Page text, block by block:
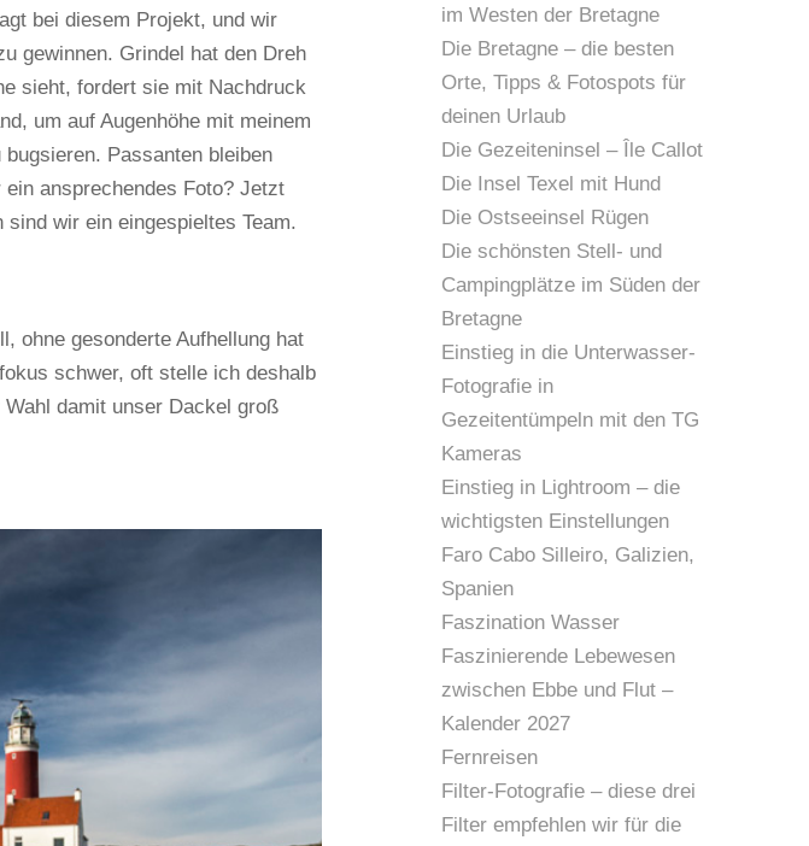
bei diesem Projekt, und wir
gewinnen. Grindel hat den Dreh
sieht, fordert sie mit Nachdruck
um auf Augenhöhe mit meinem
Passanten bleiben
ansprechendes Foto? Jetzt
wir ein eingespieltes Team.
ohne gesonderte Aufhellung hat
schwer, oft stelle ich deshalb
damit unser Dackel groß
im Westen der Bretagne
Die Bretagne – die besten
Orte, Tipps & Fotospots für
deinen Urlaub
Die Gezeiteninsel – Île Callot
Die Insel Texel mit Hund
Die Ostseeinsel Rügen
Die schönsten Stell- und
Campingplätze im Süden der
Bretagne
Einstieg in die Unterwasser-
Fotografie in
Gezeitentümpeln mit den TG
Kameras
Einstieg in Lightroom – die
wichtigsten Einstellungen
Faro Cabo Silleiro, Galizien,
Spanien
Faszination Wasser
Faszinierende Lebewesen
zwischen Ebbe und Flut –
Kalender 2027
Fernreisen
Filter-Fotografie – diese drei
Filter empfehlen wir für die